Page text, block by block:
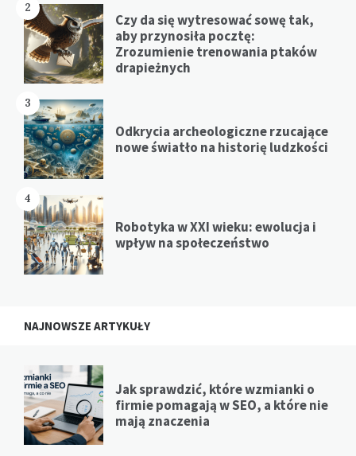
2
Czy da się wytresować sowę tak,
aby przynosiła pocztę:
Zrozumienie trenowania ptaków
drapieżnych
3
Odkrycia archeologiczne rzucające
nowe światło na historię ludzkości
4
Robotyka w XXI wieku: ewolucja i
wpływ na społeczeństwo
NAJNOWSZE ARTYKUŁY
Jak sprawdzić, które wzmianki o
firmie pomagają w SEO, a które nie
mają znaczenia